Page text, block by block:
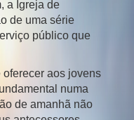
a Igreja de
de uma série
público que
aos jovens
numa
de amanhã não